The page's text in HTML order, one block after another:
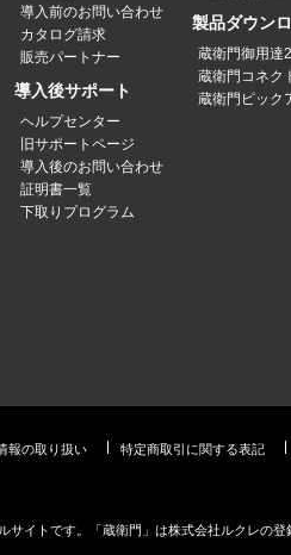
導入前のお問い合わせ
カタログ請求
販売パートナー
導入後サポート
ヘルプセンター
旧サポートページ
導入後のお問い合わせ
証明書一覧
下取りプログラム
製品ダウン
蔵衛門御用達
蔵衛門コネク
蔵衛門ピック
報の取り扱い 特定商取引に関する表記
サイトです。「蔵衛門」は株式会社ルクレの登